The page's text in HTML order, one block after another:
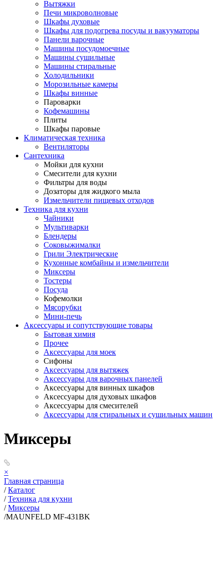
Вытяжки
Печи микроволновые
Шкафы духовые
Шкафы для подогрева посуды и вакууматоры
Панели варочные
Машины посудомоечные
Машины сушильные
Машины стиральные
Холодильники
Морозильные камеры
Шкафы винные
Пароварки
Кофемашины
Плиты
Шкафы паровые
Климатическая техника
Вентиляторы
Сантехника
Мойки для кухни
Смесители для кухни
Фильтры для воды
Дозаторы для жидкого мыла
Измельчители пищевых отходов
Техника для кухни
Чайники
Мультиварки
Блендеры
Соковыжималки
Грили Электрические
Кухонные комбайны и измельчители
Миксеры
Тостеры
Посуда
Кофемолки
Мясорубки
Мини-печь
Аксессуары и сопутствующие товары
Бытовая химия
Прочее
Аксессуары для моек
Сифоны
Аксессуары для вытяжек
Аксессуары для варочных панелей
Аксессуары для винных шкафов
Аксессуары для духовых шкафов
Аксессуары для смесителей
Аксессуары для стиральных и сушильных машин
Миксеры
×
Главная страница
/ Каталог
/ Техника для кухни
/ Миксеры
/MAUNFELD MF-431BK